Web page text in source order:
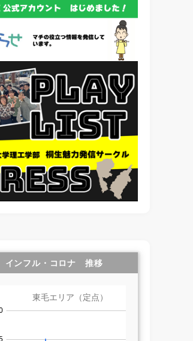
インフル・コロナ 推移